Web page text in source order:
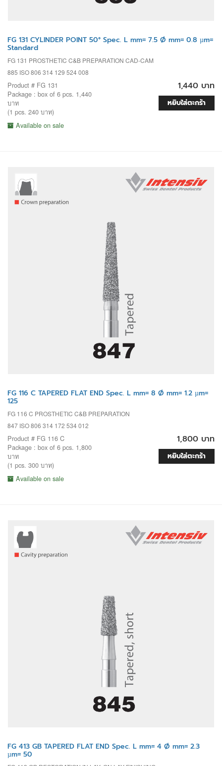
FG 131 CYLINDER POINT 50° Spec. L mm= 7.5 Ø mm= 0.8 µm=
Standard
FG 131 PROSTHETIC C&B PREPARATION CAD-CAM
885 ISO 806 314 129 524 008
Product # FG 131
Package : box of 6 pcs. 1,440
บาท
(1 pcs. 240 บาท)
Available on sale
1,440 บาท
หยิบใส่ตะกร้า
FG 116 C TAPERED FLAT END Spec. L mm= 8 Ø mm= 1.2 µm=
125
FG 116 C PROSTHETIC C&B PREPARATION
847 ISO 806 314 172 534 012
Product # FG 116 C
Package : box of 6 pcs. 1,800
บาท
(1 pcs. 300 บาท)
Available on sale
1,800 บาท
หยิบใส่ตะกร้า
FG 413 GB TAPERED FLAT END Spec. L mm= 4 Ø mm= 2.3
µm= 50